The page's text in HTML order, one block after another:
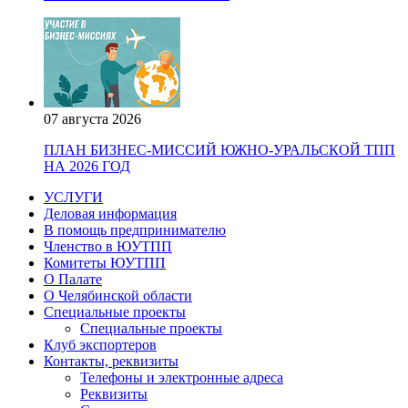
07 августа 2026
ПЛАН БИЗНЕС-МИССИЙ ЮЖНО-УРАЛЬСКОЙ ТПП
НА 2026 ГОД
УСЛУГИ
Деловая информация
В помощь предпринимателю
Членство в ЮУТПП
Комитеты ЮУТПП
О Палате
О Челябинской области
Специальные проекты
Специальные проекты
Клуб экспортеров
Контакты, реквизиты
Телефоны и электронные адреса
Реквизиты